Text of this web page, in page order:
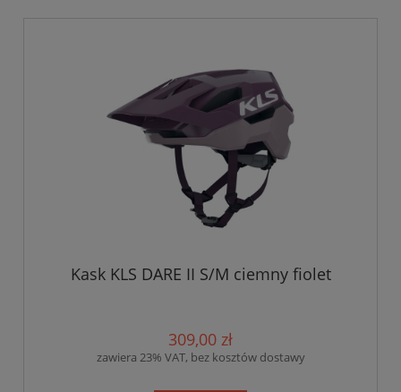
Kask KLS DARE II S/M ciemny fiolet
309,00 zł
zawiera 23% VAT, bez kosztów dostawy